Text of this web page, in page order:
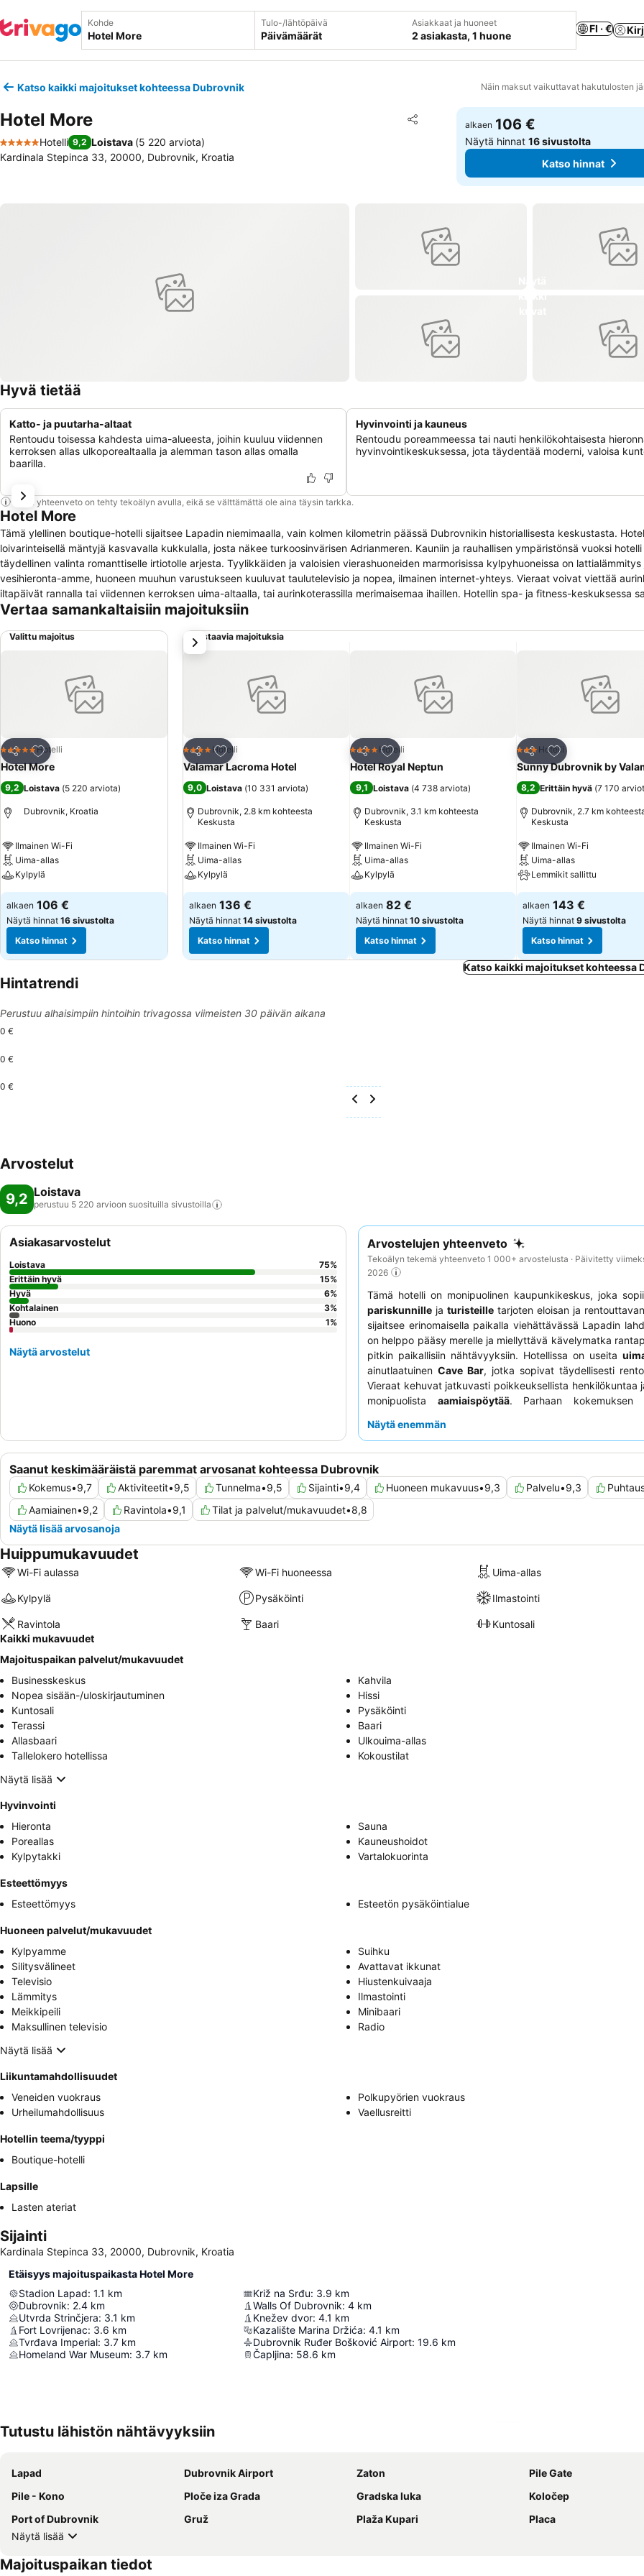
Kohde Tulo-/lähtöpäivä
Päivämäärät
Asiakkaat ja huoneet
2 asiakasta, 1 huone
FI · €
Katso kaikki majoitukset kohteessa Dubrovnik Näin maksut vaikuttavat hakutulosten
Hotel More Jaa
Lisää suosikkeihin
5 Tähtiluokitus
Hotelli 9,2 Loistava (5 220 arviota)
Kardinala Stepinca 33, 20000, Dubrovnik, Kroatia
alkaen 106 €
Näytä hinnat16 sivustolta
Katso hinnat
Hyvä tietää
Katto- ja puutarha-altaat
Rentoudu toisessa kahdesta uima-alueesta, joihin kuuluu viidennen
kerroksen allas ulkoporealtaalla ja alemman tason allas omalla
baarilla.
Hyvinvointi ja kauneus
Rentoudu poreammeessa tai nauti henkilökohtaisesta
hyvinvointikeskuksessa, jota täydentää moderni, valoisa
Tämä yhteenveto on tehty tekoälyn avulla, eikä se välttämättä ole aina täysin tarkka.
Hotel More
Tämä ylellinen boutique-hotelli sijaitsee Lapadin niemimaalla, vain kolmen kilometrin päässä Dubrovnikin historiallisesta keskustasta.
loivarinteisellä mäntyjä kasvavalla kukkulalla, josta näkee turkoosinvärisen Adrianmeren. Kauniin ja rauhallisen ympäristönsä vuoksi
täydellinen valinta romanttiselle irtiotolle arjesta. Tyylikkäiden ja valoisien vierashuoneiden marmorisissa kylpyhuoneissa on lattialämmitys
vesihieronta-amme, huoneen muuhun varustukseen kuuluvat taulutelevisio ja nopea, ilmainen internet-yhteys. Vieraat voivat viettää
iltapäivät rannalla tai viidennen kerroksen uima-altaalla, tai aurinkoterassilla merimaisemaa ihaillen. Hotellin spa- ja fitness-keskuksessa
halutessaan rentouttavaa hierontaa. Luonnon luolassa sijaitseva baari tarjoaa runsaan valikoiman virkistäviä drinkkejä, ja terassilla voi
Vertaa samankaltaisiin majoituksiin
Valittu majoitus
Jaa
Lisää suosikkeihin
5 Tähtiluokitus
Hotelli
Hotel More
9,2 Loistava (5 220 arviota)
Dubrovnik, Kroatia
Ilmainen Wi-Fi
Uima-allas
Kylpylä
alkaen 106 €
Näytä hinnat 16 sivustolta
Katso hinnat
Vastaavia majoituksia
Jaa
Lisää suosikkeihin
4 Tähtiluokitus
Hotelli
Valamar Lacroma Hotel
9,0 Loistava (10 331 arviota)
Dubrovnik, 2.8 km kohteesta
Keskusta
Ilmainen Wi-Fi
Uima-allas
Kylpylä
alkaen 136 €
Näytä hinnat 14 sivustolta
Katso hinnat
Jaa
Lisää suosikkeihin
4 Tähtiluokitus
Hotelli
Hotel Royal Neptun
9,1 Loistava (4 738 arviota)
Dubrovnik, 3.1 km kohteesta
Keskusta
Ilmainen Wi-Fi
Uima-allas
Kylpylä
alkaen 82 €
Näytä hinnat 10 sivustolta
Katso hinnat
Jaa
Lisää suosikkeihin
3 Tähtiluokitus
Hotelli
Sunny Dubrovnik by
8,2 Erittäin hyvä (7 170
Dubrovnik, 2.7 km
Keskusta
Ilmainen Wi-Fi
Uima-allas
Lemmikit sallittu
alkaen 143 €
Näytä hinnat 9 sivustolta
Katso hinnat
seuraava
Katso kaikki majoitukset kohteessa
Hintatrendi
Perustuu alhaisimpiin hintoihin trivagossa viimeisten 30 päivän aikana
0 €
0 €
0 €
Arvostelut
9,2 Loistava
perustuu 5 220 arvioon suosituilla sivustoilla
Arvostelujen yhteenveto
Tekoälyn tekemä yhteenveto 1 000+ arvostelusta · Päivitetty
2026
Tämä hotelli on monipuolinen kaupunkikeskus, joka
pariskunnille ja turisteille tarjoten eloisan ja
sijaitsee erinomaisella paikalla viehättävässä Lapadin
on helppo pääsy merelle ja miellyttävä kävelymatka
pitkin paikallisiin nähtävyyksiin. Hotellissa on useita
ainutlaatuinen Cave Bar, jotka sopivat täydellisesti
Vieraat kehuvat jatkuvasti poikkeuksellista henkilökuntaa
monipuolista aamiaispöytää. Parhaan kokemuksen
rauhallista ympäristöä varten.
Näytä enemmän
Saanut keskimääräistä paremmat arvosanat kohteessa Dubrovnik
Kokemus•9,7 Aktiviteetit•9,5 Tunnelma•9,5 Sijainti•9,4 Huoneen mukavuus•9,3 Palvelu•9,3
Aamiainen•9,2 Ravintola•9,1 Tilat ja palvelut/mukavuudet•8,8
Näytä lisää arvosanoja
Asiakasarvostelut
Loistava 75%
Erittäin hyvä
15%
Hyvä
6%
Kohtalainen
3%
Huono
1%
Näytä arvostelut
Huippumukavuudet
Wi-Fi aulassa Wi-Fi huoneessa Uima-allas
Kylpylä Pysäköinti Ilmastointi
Ravintola Baari
Kuntosali
Kaikki mukavuudet
Majoituspaikan palvelut/mukavuudet
Businesskeskus
Kahvila
Nopea sisään-/uloskirjautuminen
Hissi
Kuntosali
Pysäköinti
Terassi
Baari
Allasbaari
Ulkouima-allas
Tallelokero hotellissa
Kokoustilat
Näytä lisää
Hyvinvointi
Hieronta
Sauna
Poreallas
Kauneushoidot
Kylpytakki
Vartalokuorinta
Esteettömyys
Esteettömyys
Esteetön pysäköintialue
Huoneen palvelut/mukavuudet
Kylpyamme
Suihku
Silitysvälineet
Avattavat ikkunat
Televisio
Hiustenkuivaaja
Lämmitys
Ilmastointi
Meikkipeili
Minibaari
Maksullinen televisio
Radio
Näytä lisää
Liikuntamahdollisuudet
Veneiden vuokraus
Polkupyörien vuokraus
Urheilumahdollisuus
Vaellusreitti
Hotellin teema/tyyppi
Boutique-hotelli
Lapsille
Lasten ateriat
Sijainti
Kardinala Stepinca 33, 20000, Dubrovnik, Kroatia
Etäisyys majoituspaikasta Hotel More
Stadion Lapad: 1.1 km
Dubrovnik: 2.4 km
Utvrda Strinčjera: 3.1 km
Fort Lovrijenac: 3.6 km
Tvrđava Imperial: 3.7 km
Homeland War Museum: 3.7 km
Križ na Srđu: 3.9 km
Walls Of Dubrovnik: 4 km
Knežev dvor: 4.1 km
Kazalište Marina Držića: 4.1 km
Dubrovnik Ruđer Bošković Airport: 19.6 km
Čapljina: 58.6 km
Tutustu lähistön nähtävyyksiin
Lapad Dubrovnik Airport Zaton
Pile Gate
Pile - Kono
Ploče iza Grada Gradska luka
Koločep
Port of Dubrovnik
Gruž Plaža Kupari
Placa
Näytä lisää
Majoituspaikan tiedot